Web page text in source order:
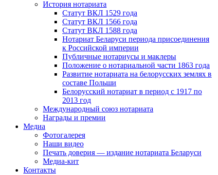
История нотариата
Статут ВКЛ 1529 года
Статут ВКЛ 1566 года
Статут ВКЛ 1588 года
Нотариат Беларуси периода присоединения
к Российской империи
Публичные нотариусы и маклеры
Положение о нотариальной части 1863 года
Развитие нотариата на белорусских землях в
составе Польши
Белорусский нотариат в период с 1917 по
2013 год
Международный союз нотариата
Награды и премии
Медиа
Фотогалерея
Наши видео
Печать доверия — издание нотариата Беларуси
Медиа-кит
Контакты